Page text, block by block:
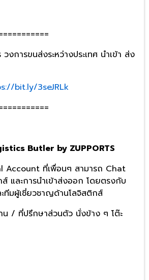
งการขนส่งระหว่างประเทศ นำเข้า ส่ง
bit.ly/3seJRLk
Butler by ZUPPORTS
Account ที่เพื่อนๆ สามารถ Chat
และการนำเข้าส่งออก โดยตรงกับ
ทีมผู้เชี่ยวชาญด้านโลจิสติกส์
น / ที่ปรึกษาส่วนตัว นั่งข้าง ๆ โต๊ะ